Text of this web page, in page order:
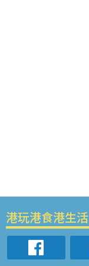
港玩港食港生活